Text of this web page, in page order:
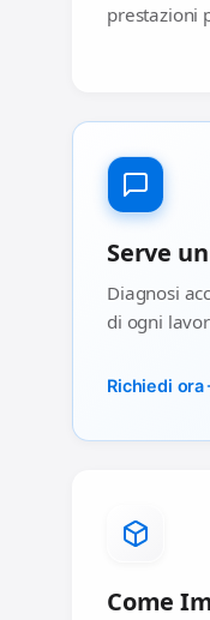
prestazioni
Serve
Diagnosi
di ogni
Richiedi ora
Come